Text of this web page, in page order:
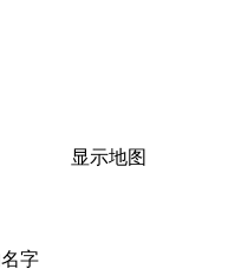
显示地图
字